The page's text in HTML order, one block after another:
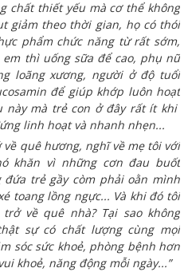
chất thiết yếu mà cơ thể không
giảm theo thời gian, họ có thói
phẩm chức năng từ rất sớm,
thì uống sữa để cao, phụ nữ
loãng xương, người ở độ tuổi
để giúp khớp luôn hoạt
này mà trẻ con ở đây rất ít khi
linh hoạt và nhanh nhẹn...
quê hương, nghĩ về mẹ tôi với
khăn vì những cơn đau buốt
trẻ gầy còm phải oằn mình
toang lồng ngực... Và khi đó tôi
về quê nhà? Tại sao không
sự có chất lượng cùng mọi
sóc sức khoẻ, phòng bệnh hơn
khoẻ, năng động mỗi ngày...”